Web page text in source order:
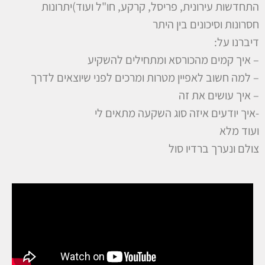
התחדשות עירונית, פריסל, קרקע, חו"ל ועוד)יתרונות
חסרונות וסיכונים בין היתר
דיברנו על:
– איך קמים מהכורסא ומתחילים להשקיע
– למה חשוב לאפיין מטרות ומרכים לפני שיוצאים לדרך
– איך עושים את זה
-איך יודעים איזה סוג השקעה מתאים לי
ועוד מלא
צולם ונערך ברדיו סול